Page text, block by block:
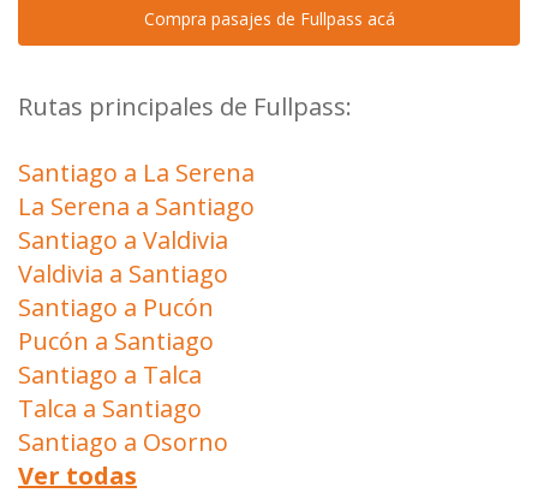
Compra pasajes de Fullpass acá
Rutas principales de Fullpass:
Santiago a La Serena
La Serena a Santiago
Santiago a Valdivia
Valdivia a Santiago
Santiago a Pucón
Pucón a Santiago
Santiago a Talca
Talca a Santiago
Santiago a Osorno
Ver todas